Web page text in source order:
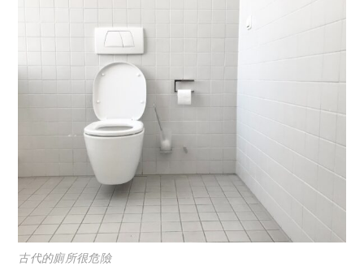
古代的廁所很危險